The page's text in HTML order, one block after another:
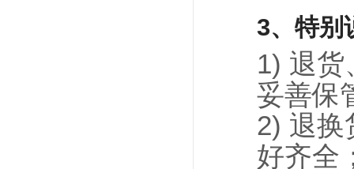
3、特别
1) 退货
妥善保
2) 退换
好齐全